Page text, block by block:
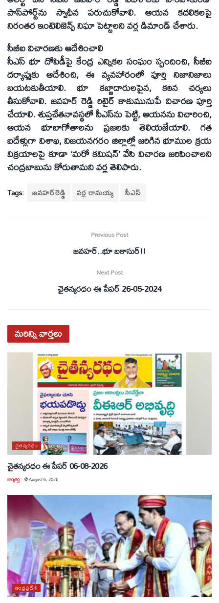
పాస్‌పోర్ట్‌ను స్వాధీన పరుచుకోవాలి. ఆయన కదలికలపై
నిరంతర ఇంటెలిజెన్స్‌ నిఘా పెట్టాలని వర్ల డిమాండ్‌ చేశారు.
సీబీఐ విచారణకు ఆదేశించాలి
సీఎస్‌ భూ దోపిడీపై కేంద్ర ఎన్నికల సంఘం స్పందించి, సీబీఐ
దర్యాప్తుకు ఆదేశించి, ఈ వ్యవహారంలో పూర్తి నిజానిజాలు
బయటకుతీయాలి. భూ కబ్జాదారులపైన, కఠిన చర్యలు
తీసుకోవాలి. జవహర్‌ రెడ్డి రిటైర్‌ కాకుమునుపే విచారణ పూర్తి
చేయాలి. శుప్తచేతనావస్థలో సీఎస్‌ను పెట్టి, ఆయనను విచారించి,
ఆయన భూబాగోతాలను ప్రజలకు తెలియజేయాలి. గత
ఐదేళ్లుగా విశాఖ, విజయనగరం జిల్లాల్లో జరిగిన భూముల క్రయ
విక్రయాలపై కూడా ‘మరో కమిషన్‌’ వేసి విచారణ జరిపించాలని
చంద్రబాబును కోరుతామని వర్ల తెలిపారు.
Tags: జవహర్‌రెడ్డి వర్ల రామయ్య సీఎస్‌
Previous Post
జవహర్‌..భూ బకాసుర్‌!!
Next Post
చైతన్యరధం ఈ పేపర్ 26-05-2024
మరిన్నివార్తలు
చైతన్యరధం
చైతన్యరధం ఈ పేపర్ 06-08-2026
కార్యకర్త @August 6, 2026
ఆంధ్రప్రదేశ్